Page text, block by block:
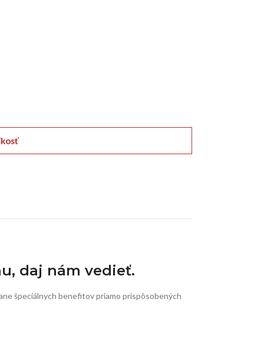
daj nám vedieť.
špeciálnych benefitov priamo prispôsobených